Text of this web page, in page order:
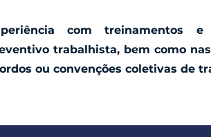
com treinamentos
trabalhista, bem como
ou convenções coletivas de